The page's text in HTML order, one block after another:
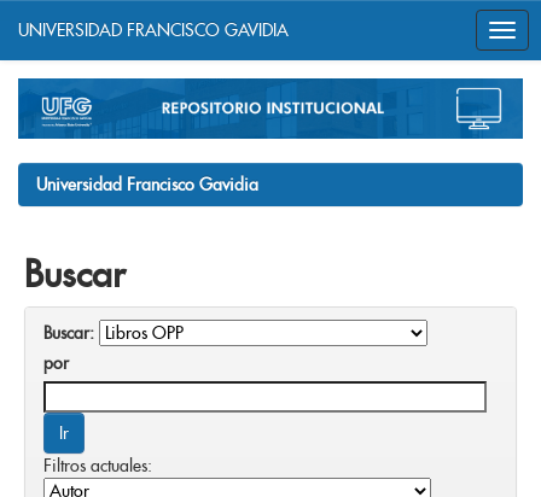
navigation
UNIVERSIDAD FRANCISCO GAVIDIA
Universidad Francisco Gavidia
Buscar
Buscar:
por
Filtros actuales: